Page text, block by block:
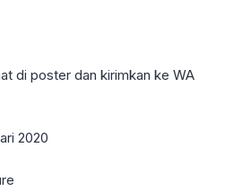
di poster dan kirimkan ke WA
2020